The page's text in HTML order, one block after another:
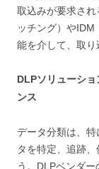
取込みが要求さ
ッチング）やIDM
能を介して、取り
DLPソリューシ
ンス
データ分類は、
タを特定、追跡
う。DLPベンダ